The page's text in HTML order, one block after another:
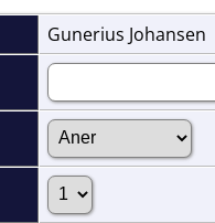
Gunerius Johansen